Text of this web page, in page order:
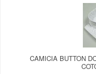
CAMICIA BUTTON